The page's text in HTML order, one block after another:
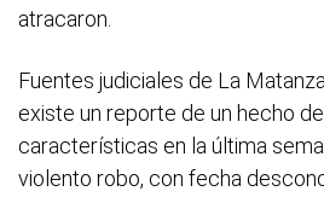
atracaron.
Fuentes judiciales de La
existe un reporte de un hecho
características en la última
violento robo, con fecha